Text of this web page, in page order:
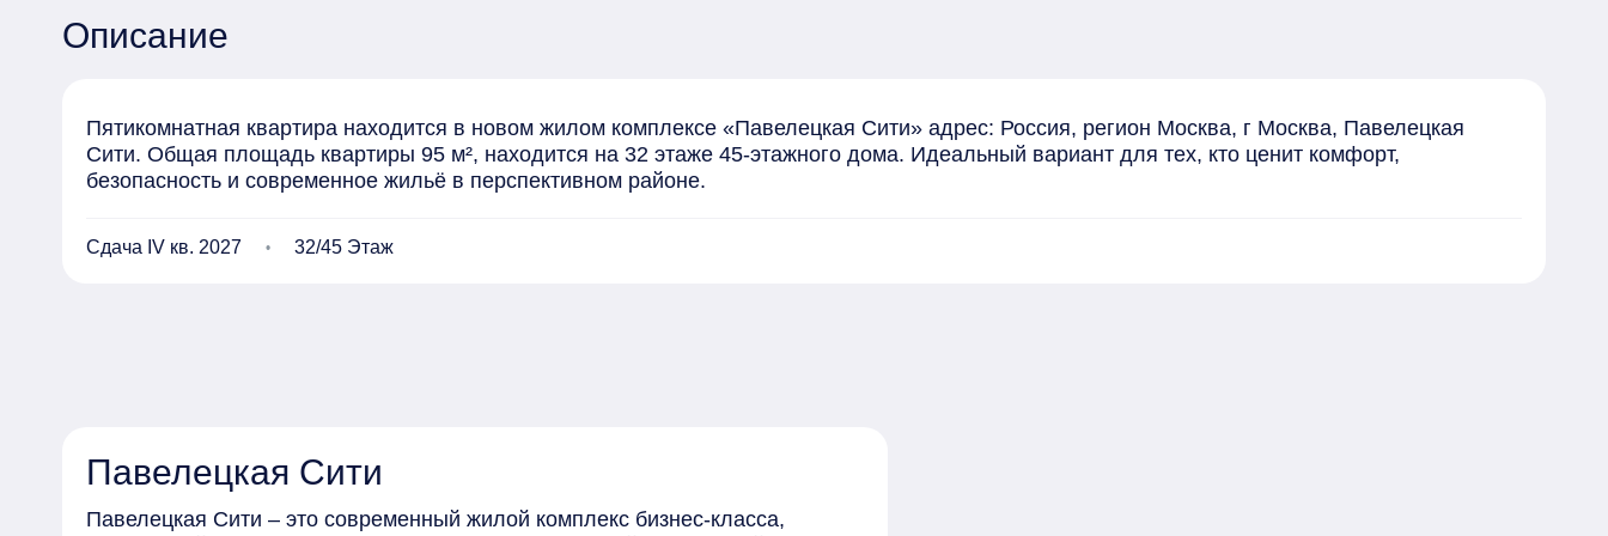
Описание
Пятикомнатная квартира находится в новом жилом комплексе «Павелецкая Сити» адрес: Россия, регион Москва, г Москва, Павелецкая
Сити. Общая площадь квартиры 95 м², находится на 32 этаже 45-этажного дома. Идеальный вариант для тех, кто ценит комфорт,
безопасность и современное жильё в перспективном районе.
Сдача IV кв. 2027 32/45 Этаж
Павелецкая Сити
Павелецкая Сити – это современный жилой комплекс бизнес-класса,